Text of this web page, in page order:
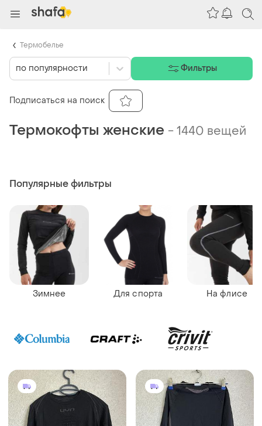
Термокофты женские -1440 вещей
Популярные фильтры
Зимнее Для спорта На флисе
по популярности Фильтры
Подписаться на поиск
Термобелье